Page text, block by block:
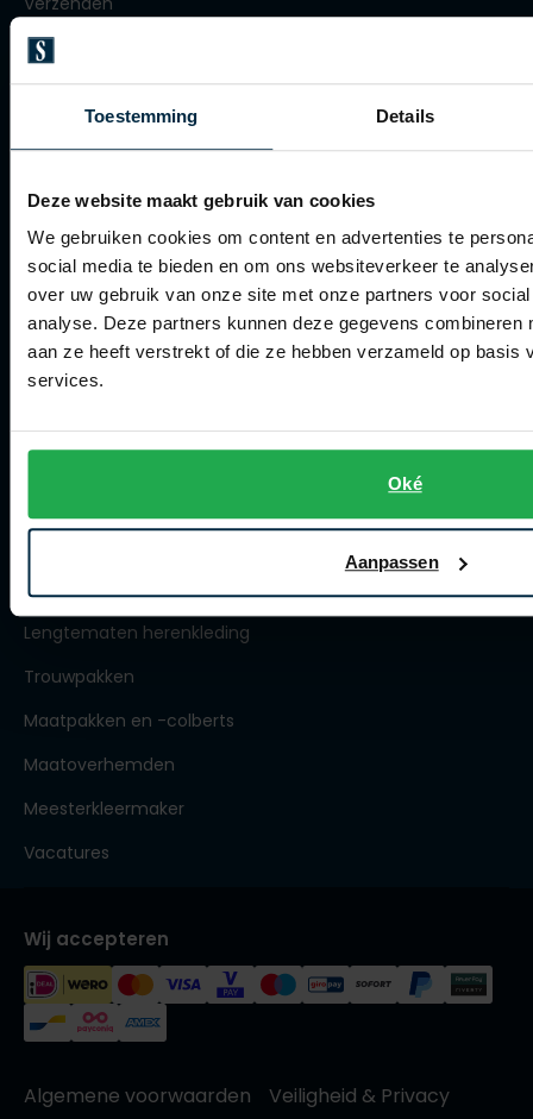
Toestemming Details
Deze website maakt gebruik van cookies
We gebruiken cookies om content en advertenties te
social media te bieden en om ons websiteverkeer te
over uw gebruik van onze site met onze partners voor
analyse. Deze partners kunnen deze gegevens combineren
aan ze heeft verstrekt of die ze hebben verzameld op basis
services.
Oké
Aanpassen
Roy Robson
Schiesser
Slater
State of Art
Superdry
Thomas Maine
Vanguard
Retourneren
Klachtenafhandeling
Winkel
Winkel
Openingstijden
Contact winkel
Contact webshop
Collecties herenkleding
Lengtematen herenkleding
Trouwpakken
Maatpakken en -colberts
Maatoverhemden
Meesterkleermaker
Vacatures
Wij accepteren
Algemene voorwaarden
Veiligheid & Privacy